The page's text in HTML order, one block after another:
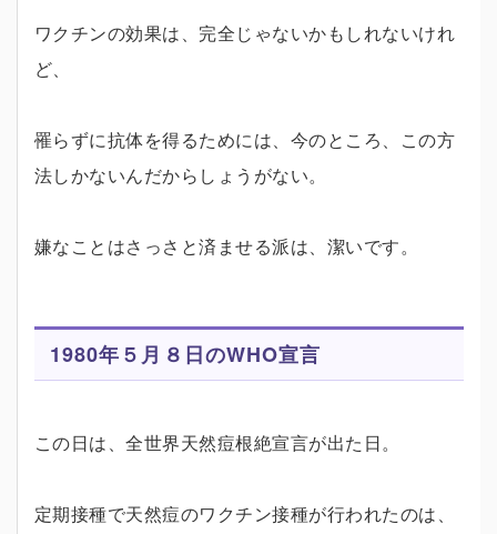
ワクチンの効果は、完全じゃないかもしれないけれ
ど、
罹らずに抗体を得るためには、今のところ、この方
法しかないんだからしょうがない。
嫌なことはさっさと済ませる派は、潔いです。
1980年５月８日のWHO宣言
この日は、全世界天然痘根絶宣言が出た日。
定期接種で天然痘のワクチン接種が行われたのは、